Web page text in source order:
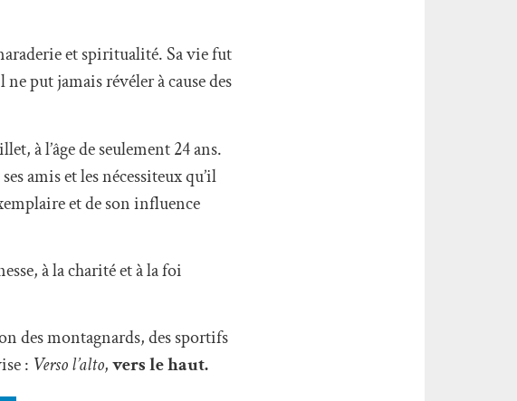
et spiritualité. Sa vie fut
put jamais révéler à cause des
à l’âge de seulement 24 ans.
amis et les nécessiteux qu’il
et de son influence
à la charité et à la foi
des montagnards, des sportifs
: Verso l’alto,vers le haut.